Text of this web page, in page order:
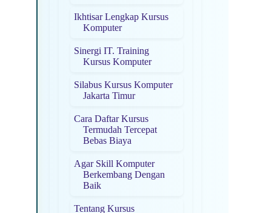
Ikhtisar Lengkap Kursus
Komputer
Sinergi IT. Training
Kursus Komputer
Silabus Kursus Komputer
Jakarta Timur
Cara Daftar Kursus
Termudah Tercepat
Bebas Biaya
Agar Skill Komputer
Berkembang Dengan
Baik
Tentang Kursus